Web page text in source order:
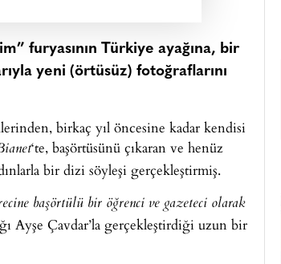
furyasının Türkiye ayağına, bir
yeni (örtüsüz) fotoğraflarını
birkaç yıl öncesine kadar kendisi
‘te, başörtüsünü çıkaran ve henüz
bir dizi söyleşi gerçekleştirmiş.
başörtülü bir öğrenci ve gazeteci olarak
Ayşe Çavdar’la gerçekleştirdiği uzun bir